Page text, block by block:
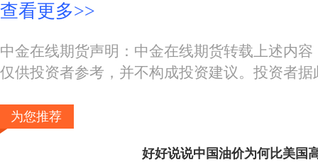
查看更多>>
中金在线期货声明：中金在线期货转载上述内
仅供投资者参考，并不构成投资建议。投资者
为您推荐
好好说说中国油价为何比美国